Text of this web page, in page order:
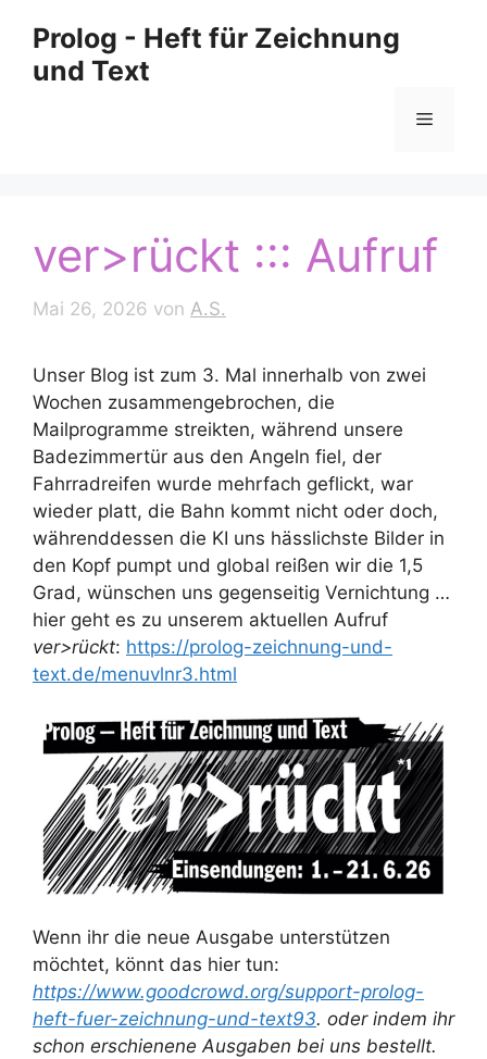
Inhalt
springen
Prolog - Heft für Zeichnung
und Text
Menü
ver>rückt ::: Aufruf
Mai 26, 2026 von A.S.
Unser Blog ist zum 3. Mal innerhalb von zwei
Wochen zusammengebrochen, die
Mailprogramme streikten, während unsere
Badezimmertür aus den Angeln fiel, der
Fahrradreifen wurde mehrfach geflickt, war
wieder platt, die Bahn kommt nicht oder doch,
währenddessen die KI uns hässlichste Bilder in
den Kopf pumpt und global reißen wir die 1,5
Grad, wünschen uns gegenseitig Vernichtung …
hier geht es zu unserem aktuellen Aufruf
ver>rückt: https://prolog-zeichnung-und-
text.de/menuvlnr3.html
Wenn ihr die neue Ausgabe unterstützen
möchtet, könnt das hier tun:
https://www.goodcrowd.org/support-prolog-
heft-fuer-zeichnung-und-text93. oder indem ihr
schon erschienene Ausgaben bei uns bestellt.